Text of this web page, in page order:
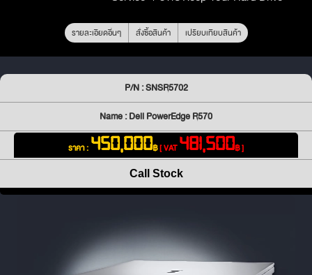
รายละเอียดอื่นๆ สั่งซื้อสินค้า เปรียบเทียบสินค้า
P/N : SNSR5702
Name : Dell PowerEdge R570
ราคา : 450,000฿[ VAT481,500฿ ]
Call Stock